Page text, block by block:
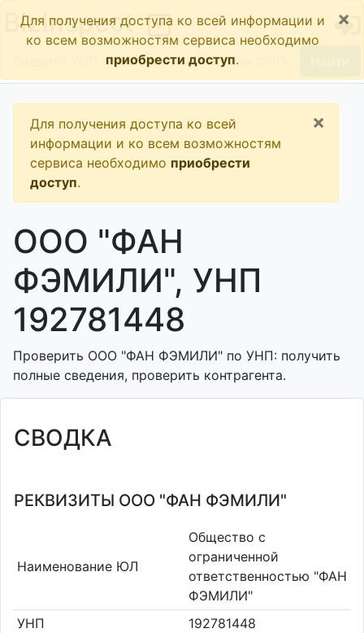
BizInspect
Для получения доступа ко всей информации и
ко всем возможностям сервиса необходимо
приобрести доступ.
×
Для получения доступа ко всей
информации и ко всем возможностям
сервиса необходимо приобрести
доступ.
×
ООО "ФАН
ФЭМИЛИ", УНП
192781448
Проверить ООО "ФАН ФЭМИЛИ" по УНП: получить
полные сведения, проверить контрагента.
СВОДКА
РЕКВИЗИТЫ ООО "ФАН ФЭМИЛИ"
Наименование ЮЛ
Общество с
ограниченной
ответственностью "ФАН
ФЭМИЛИ"
УНП
192781448